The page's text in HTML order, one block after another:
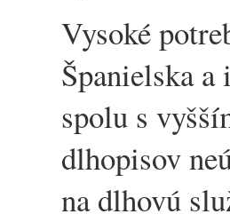
Vysoké
Španielska
spolu s
dlhopisov
na dlhovú